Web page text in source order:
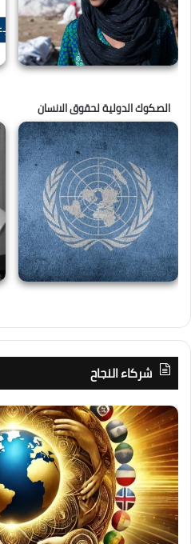
الصكوك الدولية لحقوق الانسان
شركاء النجاح